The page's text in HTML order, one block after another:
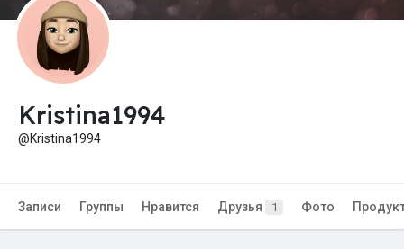
Kristina1994
@Kristina1994
Записи Группы Нравится Друзья 1 Фото